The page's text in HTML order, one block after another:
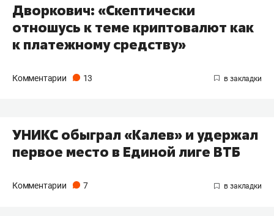
Дворкович: «Скептически
отношусь к теме криптовалют как
к платежному средству»
Комментарии 13
УНИКС обыграл «Калев» и удержал
первое место в Единой лиге ВТБ
Комментарии 7